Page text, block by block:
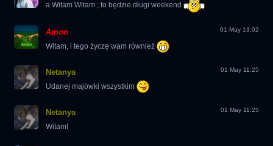
a Witam Witam ; to będzie długi weekend
Amon
Witam, i tego życzę wam również
01 May 13:02
Netanya
Udanej majówki wszystkim
01 May 11:25
Netanya
Witam!
01 May 11:25